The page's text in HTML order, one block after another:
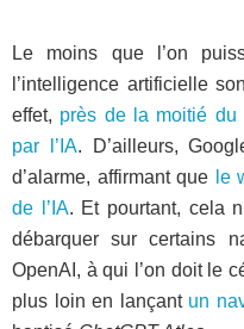
Le moins que l’on
l’intelligence artificielle
effet, près de la moitié du
par l’IA. D’ailleurs,
d’alarme, affirmant que le
de l’IA. Et pourtant, cela
débarquer sur certains
OpenAI, à qui l’on doit le
plus loin en lançant un